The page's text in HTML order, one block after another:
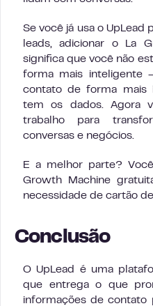
Se você já usa o UpLead
leads, adicionar o La
significa que você não
forma mais inteligente
contato de forma mais
tem os dados. Agora
trabalho para
conversas e negócios.
E a melhor parte?
Growth Machine
necessidade de cartão
Conclusão
O UpLead é uma
que entrega o que
informações de contato